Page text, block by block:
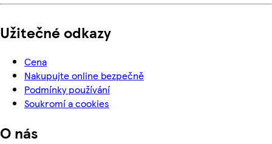
Užitečné odkazy
Cena
Nakupujte online bezpečně
Podmínky používání
Soukromí a cookies
O nás